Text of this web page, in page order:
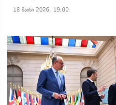
18 მაისი 2026, 19:00